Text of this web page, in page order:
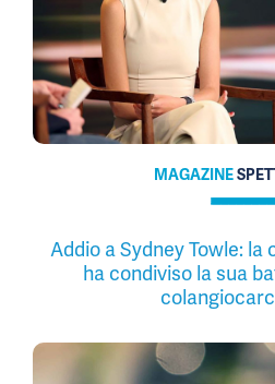
MAGAZINE
Addio a Sydney Towle:
ha condiviso la sua